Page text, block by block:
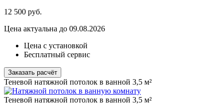
12 500 руб.
Цена актуальна до 09.08.2026
Цена с установкой
Бесплатный сервис
Заказать расчёт
Теневой натяжной потолок в ванной 3,5 м²
Теневой натяжной потолок в ванной 3,5 м²